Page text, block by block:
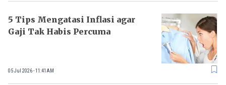
5 Tips Mengatasi Inflasi agar
Gaji Tak Habis Percuma
05 Jul 2026 - 11:41AM